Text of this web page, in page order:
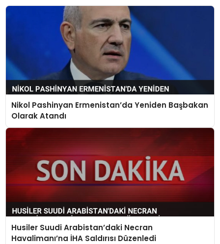
Nikol Pashinyan Ermenistan’da Yeniden Başbakan
Olarak Atandı
Husiler Suudi Arabistan’daki Necran
Havalimanı’na İHA Saldırısı Düzenledi